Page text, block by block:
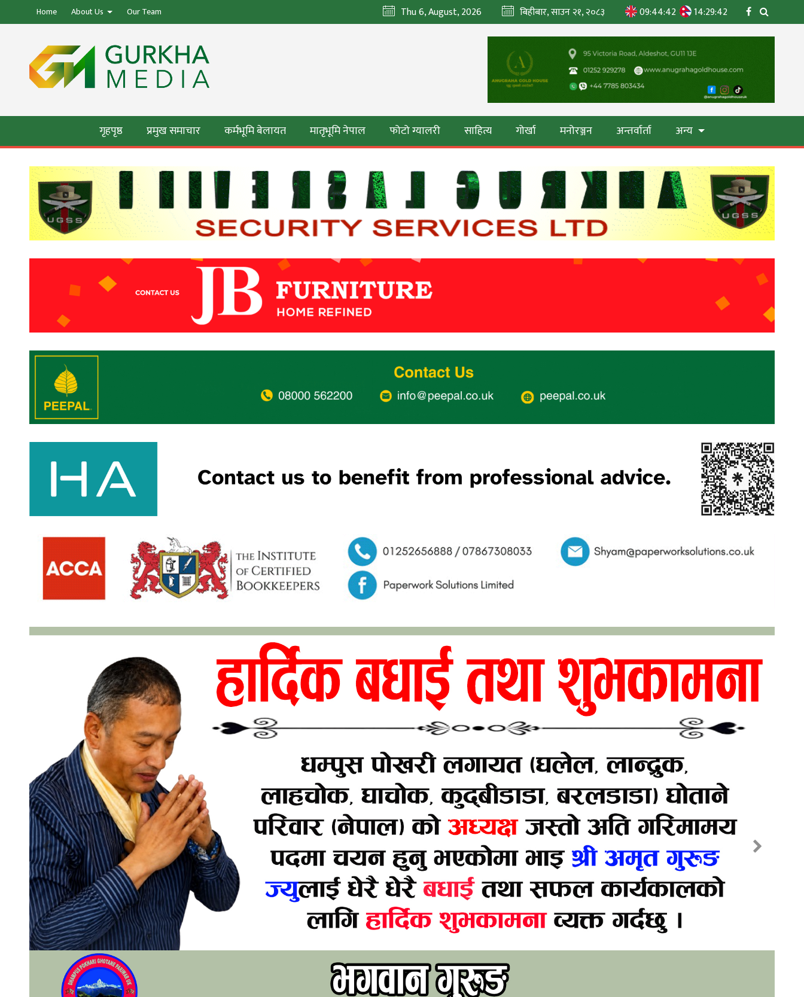
Home About Us Our Team Thu 6, August, 2026 बिहीबार, साउन २१, २०८३ 09:44:44 14:29:44
गृहपृष्ठ प्रमुख समाचार कर्मभूमि बेलायत मातृभूमि नेपाल फोटो ग्यालरी साहित्य गोर्खा मनोरञ्जन अन्तर्वार्ता अन्य